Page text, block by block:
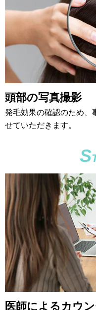
頭部の写真撮影
発毛効果の確認のため、
せていただきます。
S
医師によるカウ